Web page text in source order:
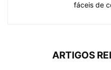
fáceis de
ARTIGOS